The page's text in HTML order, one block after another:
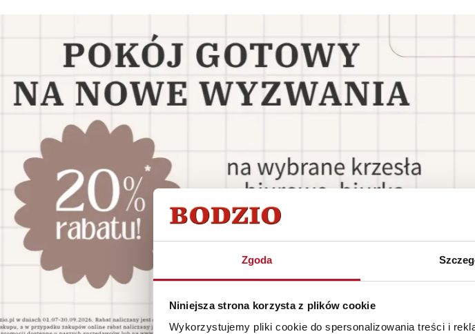
Zgoda
Niniejsza strona korzysta z plików cookie
Wykorzystujemy pliki cookie do spersonalizowania treści i